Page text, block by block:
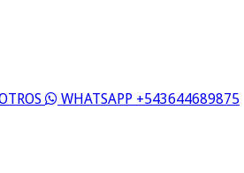
WHATSAPP +543644689875